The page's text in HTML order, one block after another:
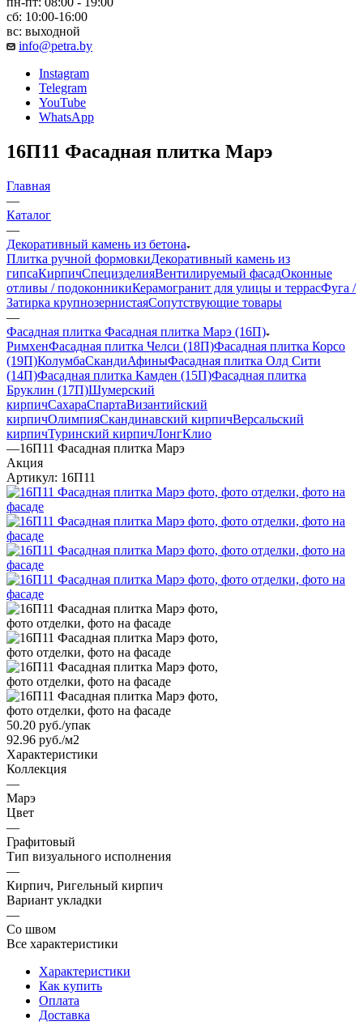
сб: 10:00-16:00
вс: выходной
info@petra.by
Instagram
Telegram
YouTube
WhatsApp
16П11 Фасадная плитка Марэ
Главная
—
Каталог
—
Декоративный камень из бетона
Плитка ручной формовкиДекоративный камень из
гипсаКирпичСпецизделияВентилируемый фасадОконные
отливы / подоконникиКерамогранит для улицы и террасФуга /
Затирка крупнозернистаяСопутствующие товары
—
Фасадная плитка Фасадная плитка Марэ (16П)
РимхенФасадная плитка Челси (18П)Фасадная плитка Корсо
(19П)КолумбаСкандиАфиныФасадная плитка Олд Сити
(14П)Фасадная плитка Камден (15П)Фасадная плитка
Бруклин (17П)Шумерский
кирпичСахараСпартаВизантийский
кирпичОлимпияСкандинавский кирпичВерсальский
кирпичТуринский кирпичЛонгКлио
—16П11 Фасадная плитка Марэ
Акция
Артикул: 16П11
50.20 руб./упак
92.96 руб./м2
Характеристики
Коллекция
—
Марэ
Цвет
—
Графитовый
Тип визуального исполнения
—
Кирпич, Ригельный кирпич
Вариант укладки
—
Со швом
Все характеристики
Характеристики
Как купить
Оплата
Доставка